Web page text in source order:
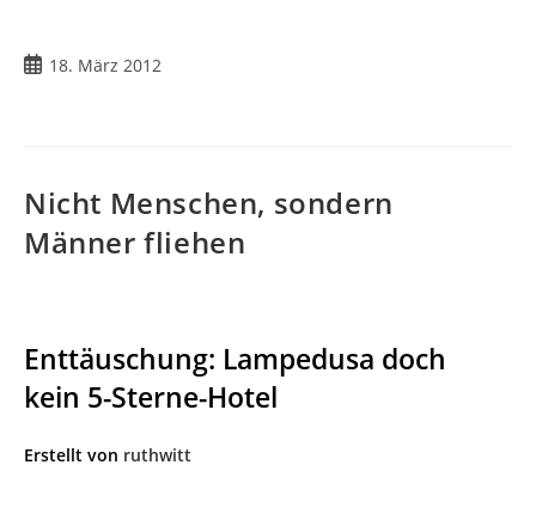
18. März 2012
Nicht Menschen, sondern
Männer fliehen
Enttäuschung: Lampedusa doch
kein 5-Sterne-Hotel
Erstellt von ruthwitt